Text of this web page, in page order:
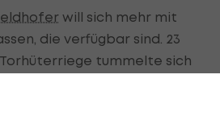
will sich mehr mit
die verfügbar sind. 23
tummelte sich
Christopher Dibon. Filip